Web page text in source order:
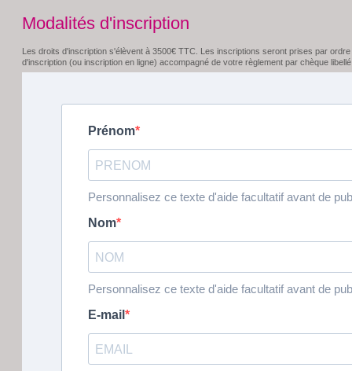
Modalités d'inscription
Les droits d'inscription s'élèvent à 3500€ TTC. Les inscriptions seront prises par
d'inscription (ou inscription en ligne) accompagné de votre règlement par chèque